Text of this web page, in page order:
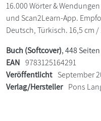
16.000 Wörter &
und Scan2Learn-App.
Deutsch, Türkisch. 16,5 cm
Buch (Softcover), 448 Seiten
EAN 9783125164291
Veröffentlicht September
Verlag/Hersteller Pons